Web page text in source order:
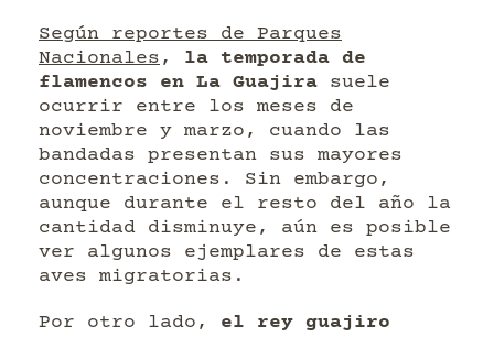
Según reportes de Parques
Nacionales , la temporada de
flamencos en La Guajira suele
ocurrir entre los meses de
noviembre y marzo, cuando las
bandadas presentan sus mayores
concentraciones. Sin embargo,
aunque durante el resto del año la
cantidad disminuye, aún es posible
ver algunos ejemplares de estas
aves migratorias.
Por otro lado, el rey guajiro